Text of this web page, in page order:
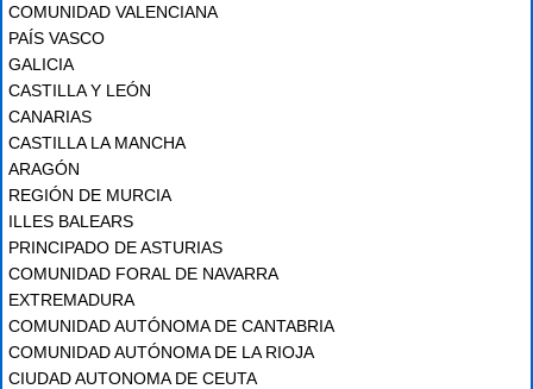
COMUNIDAD VALENCIANA
PAÍS VASCO
GALICIA
CASTILLA Y LEÓN
CANARIAS
CASTILLA LA MANCHA
ARAGÓN
REGIÓN DE MURCIA
ILLES BALEARS
PRINCIPADO DE ASTURIAS
COMUNIDAD FORAL DE NAVARRA
EXTREMADURA
COMUNIDAD AUTÓNOMA DE CANTABRIA
COMUNIDAD AUTÓNOMA DE LA RIOJA
CIUDAD AUTONOMA DE CEUTA